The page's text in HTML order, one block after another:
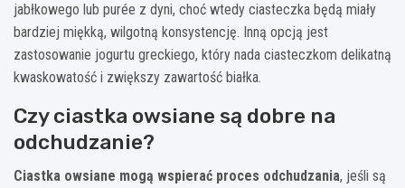
jabłkowego lub purée z dyni, choć wtedy ciasteczka będą miały
bardziej miękką, wilgotną konsystencję. Inną opcją jest
zastosowanie jogurtu greckiego, który nada ciasteczkom delikatną
kwaskowatość i zwiększy zawartość białka.
Czy ciastka owsiane są dobre na
odchudzanie?
Ciastka owsiane mogą wspierać proces odchudzania, jeśli są